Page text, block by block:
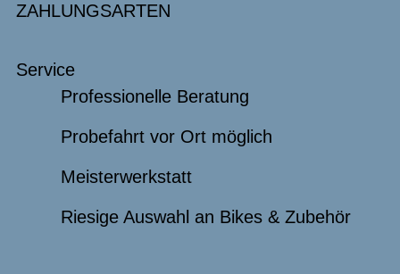
ZAHLUNGSARTEN
Service
Professionelle Beratung
Probefahrt vor Ort möglich
Meisterwerkstatt
Riesige Auswahl an Bikes & Zubehör